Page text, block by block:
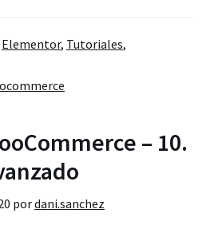
verano
WooCommerce
Elementor, Tutoriales,
– 10.
pordani.sanchez